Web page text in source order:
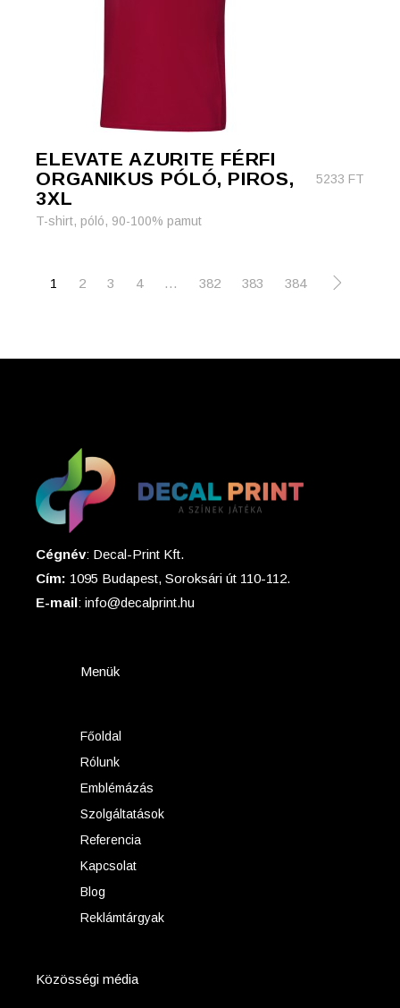
ELEVATE AZURITE FÉRFI
ORGANIKUS PÓLÓ, PIROS,
3XL
5233 FT
T-shirt, póló, 90-100% pamut
1 2 3 4 … 382 383 384
Cégnév: Decal-Print Kft.
Cím: 1095 Budapest, Soroksári út 110-112.
E-mail : info@decalprint.hu
Menük
Főoldal
Rólunk
Emblémázás
Szolgáltatások
Referencia
Kapcsolat
Blog
Reklámtárgyak
Közösségi média